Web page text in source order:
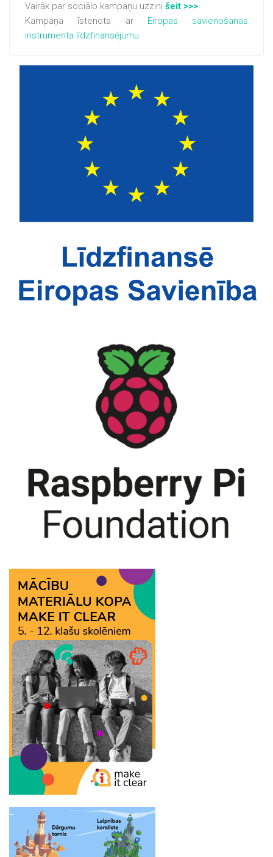
Vairāk par sociālo kampaņu uzzini šeit >>>
Kampaņa īstenota ar Eiropas savienošanas
instrumenta līdzfinansējumu